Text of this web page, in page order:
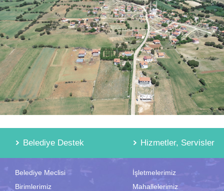
Belediye Destek Hizmetler, Servisler
Belediye Meclisi
Birimlerimiz
İşletmelerimiz
Mahallelerimiz